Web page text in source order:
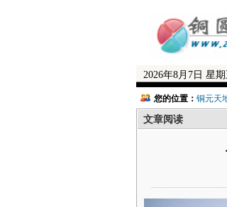
2026年8月7日 星期
您的位置： 铜元天
文章阅读